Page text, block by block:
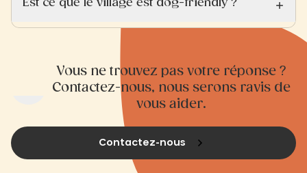
Est ce que le village est dog-friendly ?
Vous ne trouvez pas votre réponse ?
Contactez-nous, nous serons ravis de
vous aider.
Contactez-nous